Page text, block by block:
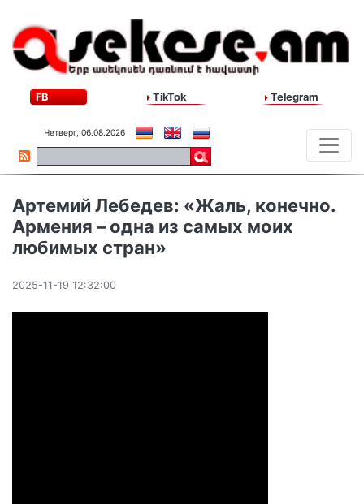
FB TikTok Telegram
Четверг, 06.08.2026
Артемий Лебедев: «Жаль, конечно.
Армения – одна из самых моих
любимых стран»
2025-11-19 12:32:00